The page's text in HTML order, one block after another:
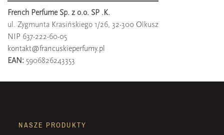
French Perfume Sp. z o.o. SP .K.
ul. Zygmunta Krasińskiego 1/26, 32-300 Olkusz
NIP 637-222-60-05
kontakt@francuskieperfumy.pl
EAN: 5906826243353
NASZE PRODUKTY